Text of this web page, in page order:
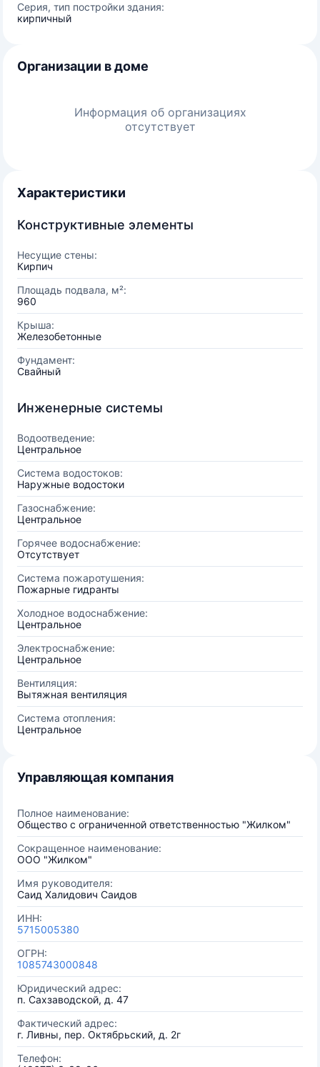
Серия, тип постройки здания:
кирпичный
Организации в доме
Информация об организациях
отсутствует
Характеристики
Конструктивные элементы
Несущие стены:
Кирпич
Площадь подвала, м²:
960
Крыша:
Железобетонные
Фундамент:
Свайный
Инженерные системы
Водоотведение:
Центральное
Система водостоков:
Наружные водостоки
Газоснабжение:
Центральное
Горячее водоснабжение:
Отсутствует
Система пожаротушения:
Пожарные гидранты
Холодное водоснабжение:
Центральное
Электроснабжение:
Центральное
Вентиляция:
Вытяжная вентиляция
Система отопления:
Центральное
Управляющая компания
Полное наименование:
Общество с ограниченной ответственностью "Жилком"
Сокращенное наименование:
ООО "Жилком"
Имя руководителя:
Саид Халидович Саидов
ИНН:
5715005380
ОГРН:
1085743000848
Юридический адрес:
п. Сахзаводской, д. 47
Фактический адрес:
г. Ливны, пер. Октябрьский, д. 2г
Телефон: